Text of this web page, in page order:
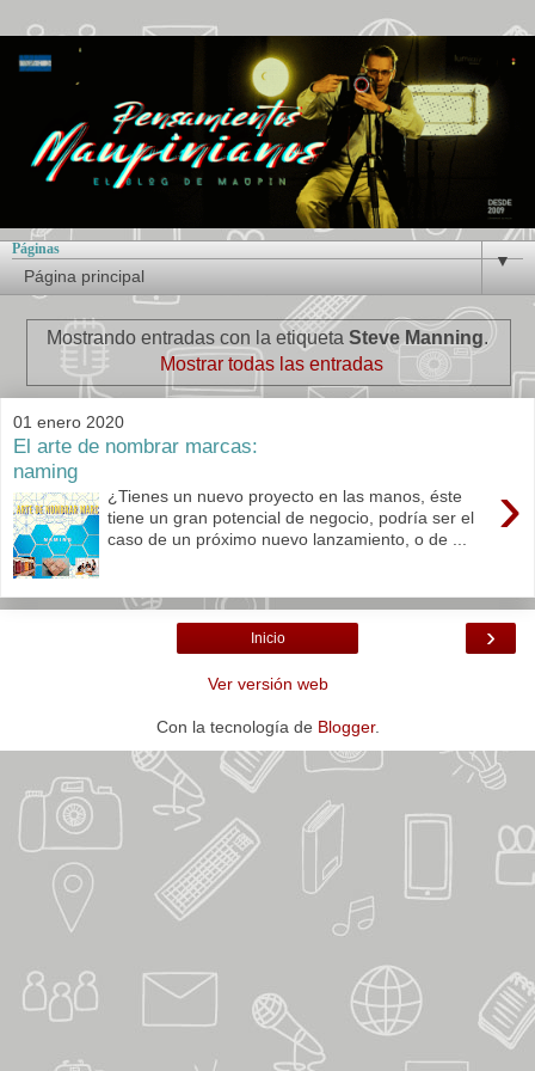
Páginas
▼
Mostrando entradas con la etiqueta Steve Manning.
Mostrar todas las entradas
01 enero 2020
El arte de nombrar marcas:
naming
›
¿Tienes un nuevo proyecto en las manos, éste
tiene un gran potencial de negocio, podría ser el
caso de un próximo nuevo lanzamiento, o de ...
›
Inicio
Ver versión web
Con la tecnología de Blogger.